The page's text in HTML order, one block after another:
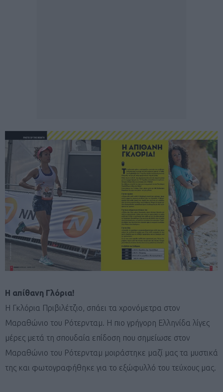
Η απίθανη Γλόρια!
Η Γκλόρια Πριβιλέτζιο, σπάει τα χρονόμετρα στον
Μαραθώνιο του Ρότερνταμ. Η πιο γρήγορη Ελληνίδα λίγες
μέρες μετά τη σπουδαία επίδοση που σημείωσε στον
Μαραθώνιο του Ρότερνταμ μοιράστηκε μαζί μας τα μυστικά
της και φωτογραφήθηκε για το εξώφυλλό του τεύχους μας.